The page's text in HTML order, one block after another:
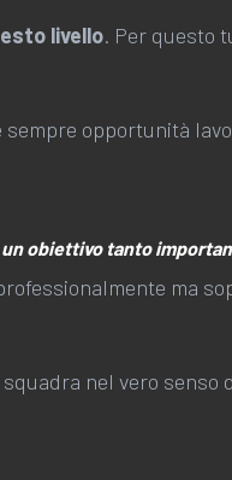
livello. Per questo
sempre opportunità
un obiettivo tanto
ma
squadra nel vero senso